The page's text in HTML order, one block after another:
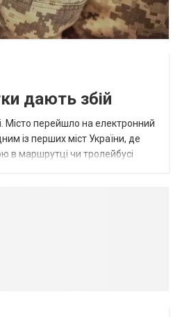
дають збій
Місто перейшло на електронний
із перших міст України, де
в маршрутці чи тролейбусі